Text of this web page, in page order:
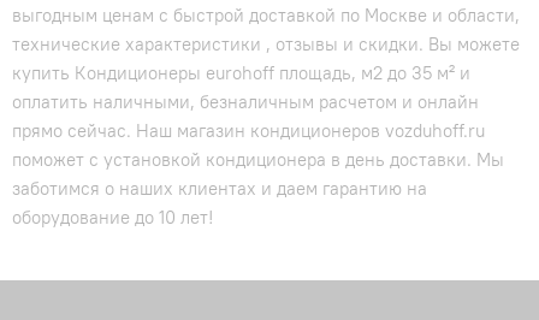
выгодным ценам с быстрой доставкой по Москве и области,
технические характеристики , отзывы и скидки. Вы можете
купить Кондиционеры eurohoff площадь, м2 до 35 м² и
оплатить наличными, безналичным расчетом и онлайн
прямо сейчас. Наш магазин кондиционеров vozduhoff.ru
поможет с установкой кондиционера в день доставки. Мы
заботимся о наших клиентах и даем гарантию на
оборудование до 10 лет!